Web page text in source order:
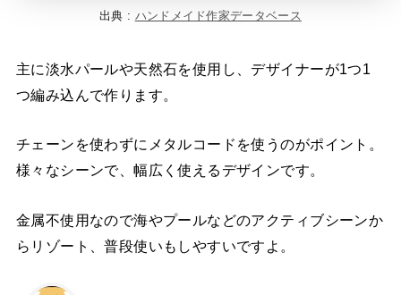
出典 : ハンドメイド作家データベース
主に淡水パールや天然石を使用し、デザイナーが1つ1
つ編み込んで作ります。
チェーンを使わずにメタルコードを使うのがポイント。
様々なシーンで、幅広く使えるデザインです。
金属不使用なので海やプールなどのアクティブシーンか
らリゾート、普段使いもしやすいですよ。